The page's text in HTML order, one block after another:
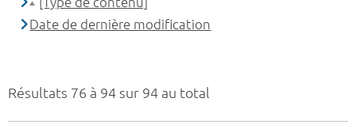
Résultats 76 à 94 sur 94 au total
Date de dernière modification